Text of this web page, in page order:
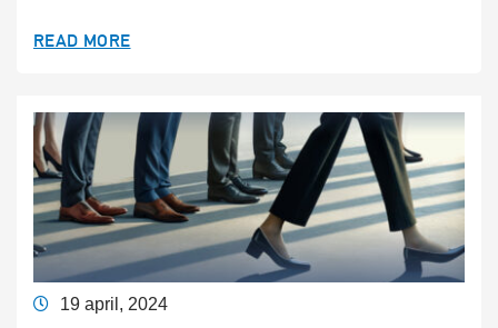
READ MORE
19 april, 2024